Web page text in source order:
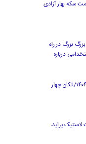
و سکه ۱۲ مهرماه ۱۴۰۴/ قیمت سکه بهار آزادی
بزرگ در راه
درباره
قیمت جدید دلار، یورو و سایر ارزها ۱۲ مهر ۱۴۰۴/ تکان چهار
پراید،